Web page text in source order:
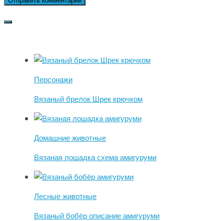
Персонажи
Вязаный брелок Шрек крючком
Домашние животные
Вязаная лошадка схема амигуруми
Лесные животные
Вязаный бобёр описание амигуруми